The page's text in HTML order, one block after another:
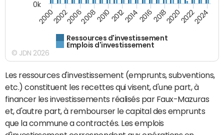
Ressources d'investissement
Emplois d'investissement
200020022006200820102012201420162018202020222024
0k
© JDN 2026
Les ressources d'investissement (emprunts, subventions,
etc.) constituent les recettes qui visent, d'une part, à
financer les investissements réalisés par Faux-Mazuras
et, d'autre part, à rembourser le capital des emprunts
que la commune a contractés. Les emplois